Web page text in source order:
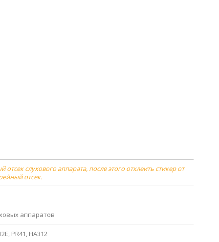
слухового аппарата, после этого отклеить стикер от
отсек.
аппаратов
PR41, HA312